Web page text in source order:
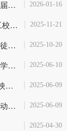
喜报：光华管理学院在北京大学第二十五届青年教师教学基本功比赛中喜获佳绩 2026-01-16
四秩光华，同心同行 ——2025光华教职工校园Mini马拉松华彩收官 2025-11-21
光华管理学院工会成功举办黄花城水长城徒步活动 2025-10-20
甜蜜 “食” 光，“焙” 感幸福 —— 光华管理学院儿童节亲子烘焙活动暖... 2025-06-10
北京大学光华管理学院举办“夏韵端午 光映芳华”手工活动 2025-06-09
光华管理学院举办院史学习及线上答题活动，喜迎40周年院庆 2025-06-09
2025-04-30